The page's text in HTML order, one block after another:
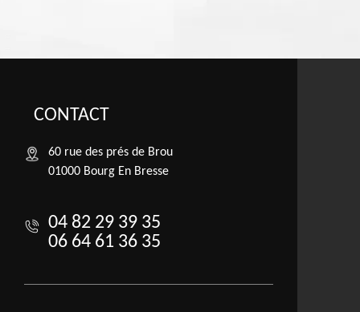
CONTACT
60 rue des prés de Brou
01000 Bourg En Bresse
04 82 29 39 35
06 64 61 36 35